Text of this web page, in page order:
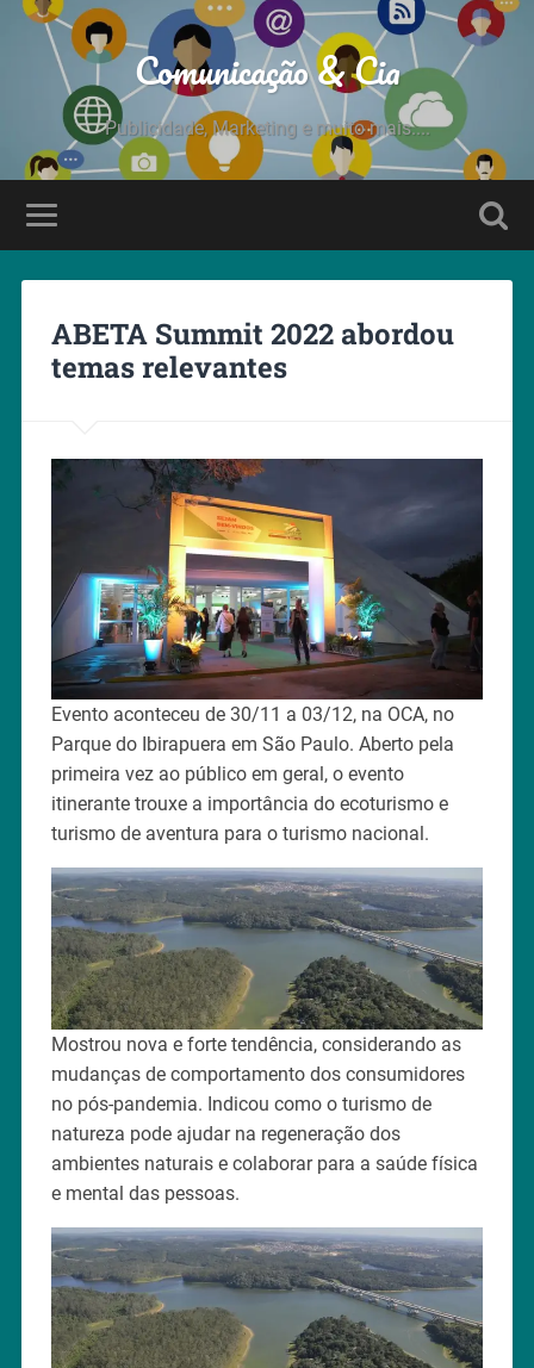
Comunicação & Cia
Publicidade, Marketing e muito mais....
ABETA Summit 2022 abordou
temas relevantes
Evento aconteceu de 30/11 a 03/12, na OCA, no
Parque do Ibirapuera em São Paulo. Aberto pela
primeira vez ao público em geral, o evento
itinerante trouxe a importância do ecoturismo e
turismo de aventura para o turismo nacional.
Mostrou nova e forte tendência, considerando as
mudanças de comportamento dos consumidores
no pós-pandemia. Indicou como o turismo de
natureza pode ajudar na regeneração dos
ambientes naturais e colaborar para a saúde física
e mental das pessoas.